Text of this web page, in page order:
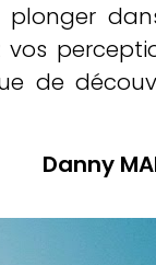
plonger
vos
de
Danny